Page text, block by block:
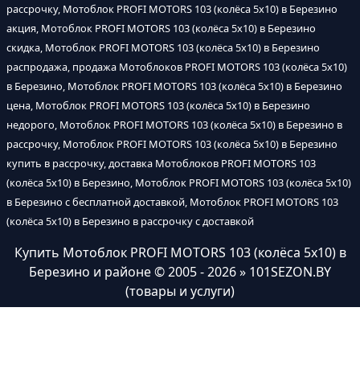
рассрочку, Мотоблок PROFI MOTORS 103 (колёса 5х10) в Березино
акция, Мотоблок PROFI MOTORS 103 (колёса 5х10) в Березино
скидка, Мотоблок PROFI MOTORS 103 (колёса 5х10) в Березино
распродажа, продажа Мотоблоков PROFI MOTORS 103 (колёса 5х10)
в Березино, Мотоблок PROFI MOTORS 103 (колёса 5х10) в Березино
цена, Мотоблок PROFI MOTORS 103 (колёса 5х10) в Березино
недорого, Мотоблок PROFI MOTORS 103 (колёса 5х10) в Березино в
рассрочку, Мотоблок PROFI MOTORS 103 (колёса 5х10) в Березино
купить в рассрочку, доставка Мотоблоков PROFI MOTORS 103
(колёса 5х10) в Березино, Мотоблок PROFI MOTORS 103 (колёса 5х10)
в Березино с бесплатной доставкой, Мотоблок PROFI MOTORS 103
(колёса 5х10) в Березино в рассрочку с доставкой
Купить Мотоблок PROFI MOTORS 103 (колёса 5х10) в
Березино и районе© 2005 - 2026 » 101SEZON.BY
(товары и услуги)